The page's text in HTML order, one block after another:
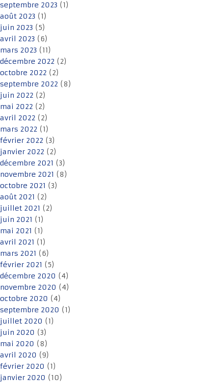
septembre 2023 (1)
août 2023 (1)
juin 2023 (5)
avril 2023 (6)
mars 2023 (11)
décembre 2022 (2)
octobre 2022 (2)
septembre 2022 (8)
juin 2022 (2)
mai 2022 (2)
avril 2022 (2)
mars 2022 (1)
février 2022 (3)
janvier 2022 (2)
décembre 2021 (3)
novembre 2021 (8)
octobre 2021 (3)
août 2021 (2)
juillet 2021 (2)
juin 2021 (1)
mai 2021 (1)
avril 2021 (1)
mars 2021 (6)
février 2021 (5)
décembre 2020 (4)
novembre 2020 (4)
octobre 2020 (4)
septembre 2020 (1)
juillet 2020 (1)
juin 2020 (3)
mai 2020 (8)
avril 2020 (9)
février 2020 (1)
janvier 2020 (10)